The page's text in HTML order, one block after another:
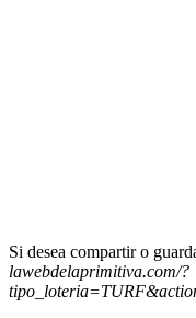
Si desea compartir o
lawebdelaprimitiva.com/?